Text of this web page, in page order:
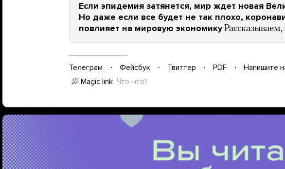
Если эпидемия затянется, мир ждет новая
Но даже если все будет не так плохо,
повлияет на мировую экономику
Телеграм Фейсбук Твиттер PDF
Напишите
Magic link Что-что?